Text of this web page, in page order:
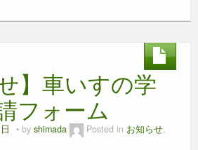
ss
g
er
ailat
p
p
】車いすの学
フォーム
by shimada Posted in お知らせ,